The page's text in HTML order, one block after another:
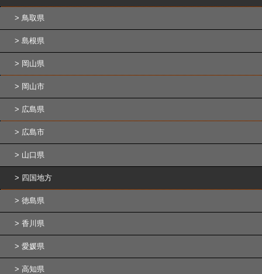
鳥取県
島根県
岡山県
岡山市
広島県
広島市
山口県
四国地方
徳島県
香川県
愛媛県
高知県